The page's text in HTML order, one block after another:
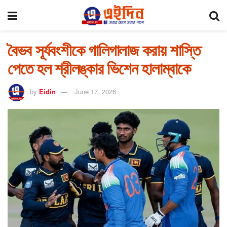
বৈভব সূর্যবংশীকে গালিগালাজ করায় শাস্তি
পেতে হল শ্রীলঙ্কার ভিশেন হালাম্বাকে
by Eidin June 17, 2026